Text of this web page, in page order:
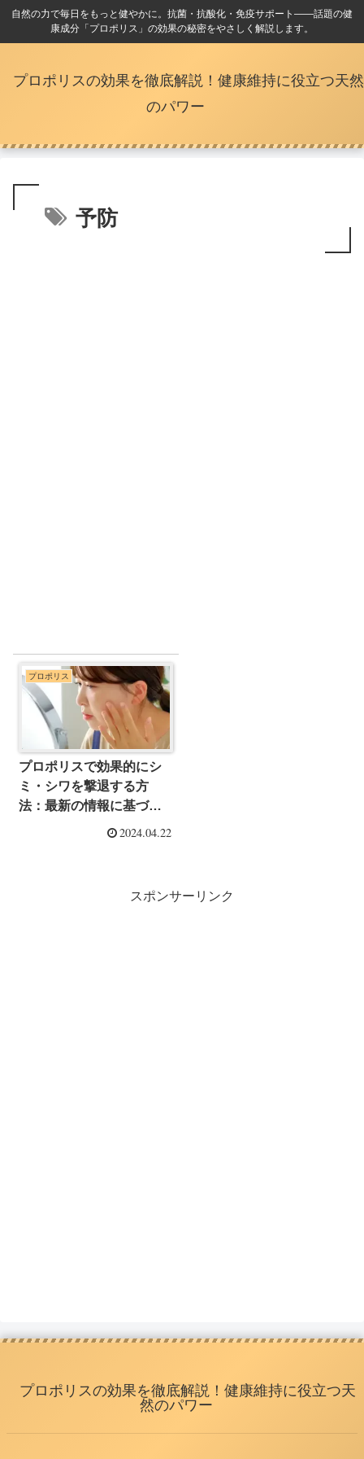
自然の力で毎日をもっと健やかに。抗菌・抗酸化・免疫サポート――話題の健
康成分「プロポリス」の効果の秘密をやさしく解説します。
プロポリスの効果を徹底解説！健康維持に役立つ天然
のパワー
予防
プロポリス
プロポリスで効果的にシ
ミ・シワを撃退する方
法：最新の情報に基づい
2024.04.22
スポンサーリンク
プロポリスの効果を徹底解説！健康維持に役立つ天
然のパワー